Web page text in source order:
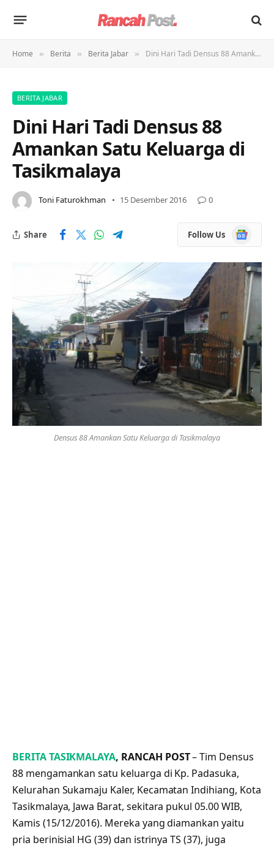
Home » Berita » Berita Jabar » Dini Hari Tadi Densus 88 Amankan Satu Keluarga di Tasikmalaya
BERITA JABAR
Dini Hari Tadi Densus 88
Amankan Satu Keluarga di
Tasikmalaya
Toni Faturokhman 15 Desember 2016 0
Share Follow Us
Google
News
Densus 88 Amankan Satu Keluarga di Tasikmalaya
BERITA TASIKMALAYA, RANCAH POST– Tim Densus
88 mengamankan satu keluarga di Kp. Padasuka,
Kelurahan Sukamaju Kaler, Kecamatan Indihiang, Kota
Tasikmalaya, Jawa Barat, sekitara pukul 05.00 WIB,
Kamis (15/12/2016). Mereka yang diamankan yaitu
pria berinisial HG (39) dan istrinya TS (37), juga